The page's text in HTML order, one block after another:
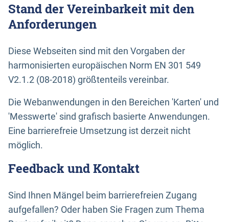
Stand der Vereinbarkeit mit den
Anforderungen
Diese Webseiten sind mit den Vorgaben der
harmonisierten europäischen Norm EN 301 549
V2.1.2 (08-2018) größtenteils vereinbar.
Die Webanwendungen in den Bereichen 'Karten' und
'Messwerte' sind grafisch basierte Anwendungen.
Eine barrierefreie Umsetzung ist derzeit nicht
möglich.
Feedback und Kontakt
Sind Ihnen Mängel beim barrierefreien Zugang
aufgefallen? Oder haben Sie Fragen zum Thema